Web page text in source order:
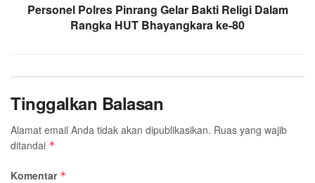
Personel Polres Pinrang Gelar Bakti Religi Dalam
Rangka HUT Bhayangkara ke-80
Tinggalkan Balasan
Alamat email Anda tidak akan dipublikasikan. Ruas yang wajib
ditandai *
Komentar *